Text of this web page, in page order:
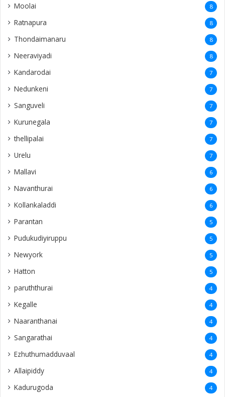
4
Mankuppan 4
4
Puliyampokkanai 4
3
3
savakachcheri 3
3
Eluvaitivu 3
3
3
3
3
3
Thunukkai 3
Pachchilapalli 3
3
Kamparmalai 3
Ananthapuram 3
3
Vaṟuttalaiviḷāṉ 3
2
31st rememberence 2